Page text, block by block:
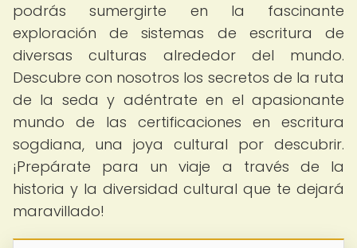
podrás sumergirte en la fascinante
exploración de sistemas de escritura de
diversas culturas alrededor del mundo.
Descubre con nosotros los secretos de la ruta
de la seda y adéntrate en el apasionante
mundo de las certificaciones en escritura
sogdiana, una joya cultural por descubrir.
¡Prepárate para un viaje a través de la
historia y la diversidad cultural que te dejará
maravillado!